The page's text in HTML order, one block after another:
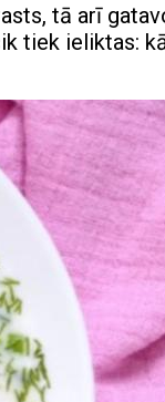
tā arī
tiek ieliktas: